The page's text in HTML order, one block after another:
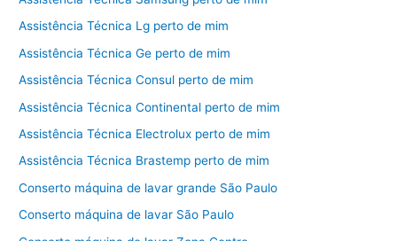
Assistência Técnica Lg perto de mim
Assistência Técnica Ge perto de mim
Assistência Técnica Consul perto de mim
Assistência Técnica Continental perto de mim
Assistência Técnica Electrolux perto de mim
Assistência Técnica Brastemp perto de mim
Conserto máquina de lavar grande São Paulo
Conserto máquina de lavar São Paulo